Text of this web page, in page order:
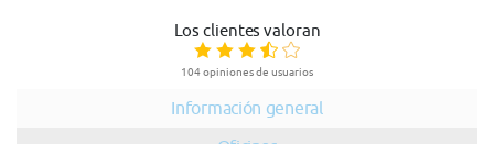
Los clientes valoran
104 opiniones de usuarios
Información general